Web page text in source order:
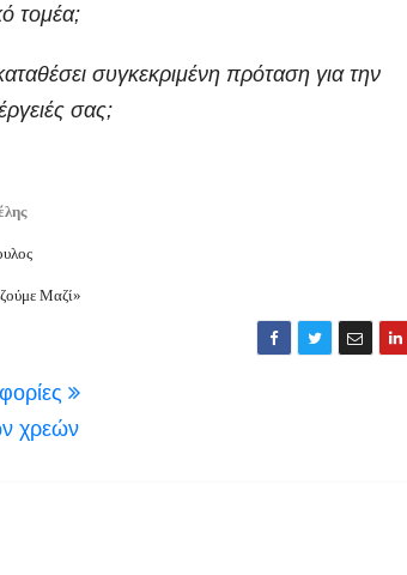
τομέα;
συγκεκριμένη πρόταση για την
σας;
Μαζί»
χρεών